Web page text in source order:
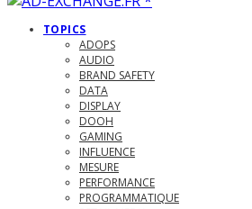
TOPICS
ADOPS
AUDIO
BRAND SAFETY
DATA
DISPLAY
DOOH
GAMING
INFLUENCE
MESURE
PERFORMANCE
PROGRAMMATIQUE